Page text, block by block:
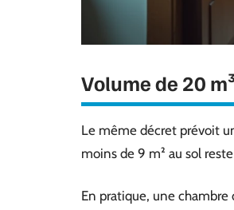
Volume de 20
Le même décret prévoit
moins de 9 m² au sol
En pratique, une chambre